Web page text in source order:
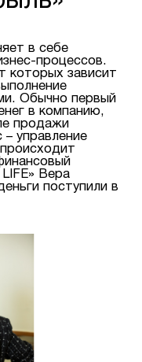
в себе
процессов.
которых зависит
Обычно первый
в компанию,
продажи
– управление
Вера
поступили в